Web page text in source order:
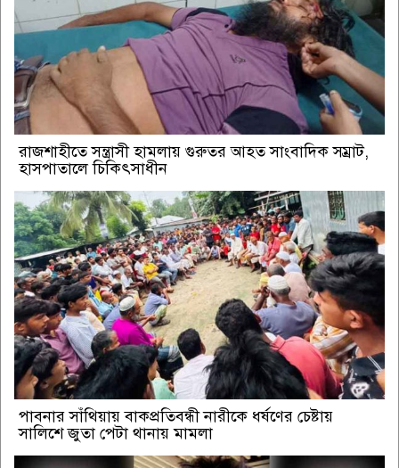
রাজশাহীতে সন্ত্রাসী হামলায় গুরুতর আহত সাংবাদিক সম্রাট,
হাসপাতালে চিকিৎসাধীন
পাবনার সাঁথিয়ায় বাকপ্রতিবন্ধী নারীকে ধর্ষণের চেষ্টায়
সালিশে জুতা পেটা থানায় মামলা